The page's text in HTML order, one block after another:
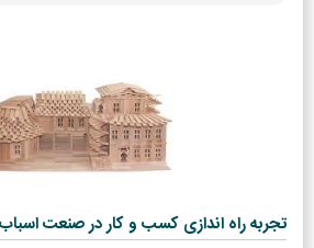
تجربه راه اندازی کسب و کار در صنعت